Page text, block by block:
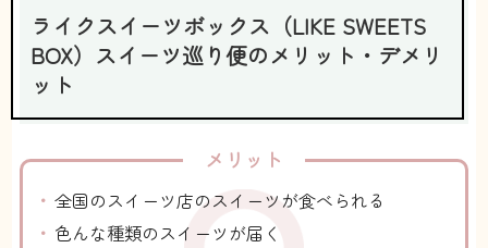
になれると思うと、かなり安いです^_^
お茶漬け
40代 主婦
ちょっと高いけど・・・最高
です。
4.2
ライクスイーツボックス（LIKE SWEETS
BOX）スイーツ巡り便のメリット・デメリ
ット
メリット
全国のスイーツ店のスイーツが食べられる
色んな種類のスイーツが届く